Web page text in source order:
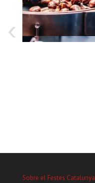
‹
Sobre el Festes Catalunya